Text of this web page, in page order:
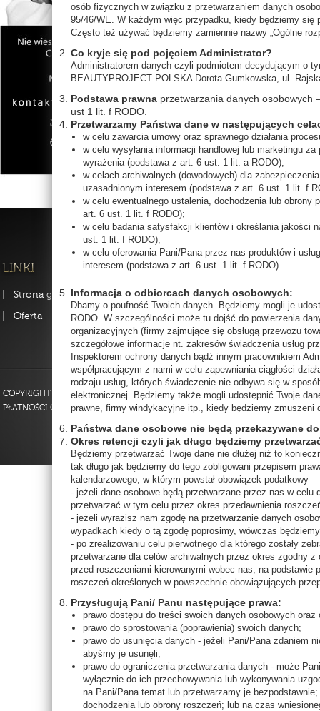
osób fizycznych w związku z przetwarzaniem danych
95/46/WE. W każdym więc przypadku, kiedy będziemy się
Często też używać będziemy zamiennie nazwy „Ogólne
Co kryje się pod pojęciem Administrator?
Administratorem danych czyli podmiotem decydującym o
BEAUTYPROJECT POLSKA Dorota Gumkowska, ul.
Podstawa prawna przetwarzania danych osobowych
ust 1 lit. f RODO.
Przetwarzamy Państwa dane w następujących
w celu zawarcia umowy oraz sprawnego działania
w celu wysyłania informacji handlowej lub marketingu
wyrażenia (podstawa z art. 6 ust. 1 lit. a RODO);
w celach archiwalnych (dowodowych) dla
uzasadnionym interesem (podstawa z art. 6 ust. 1 lit. f
w celu ewentualnego ustalenia, dochodzenia lub
art. 6 ust. 1 lit. f RODO);
w celu badania satysfakcji klientów i określania jakości
ust. 1 lit. f RODO);
w celu oferowania Pani/Pana przez nas produktów i
interesem (podstawa z art. 6 ust. 1 lit. f RODO)
Informacja o odbiorcach danych osobowych:
Dbamy o poufność Twoich danych. Będziemy mogli je
RODO. W szczególności może tu dojść do powierzenia
organizacyjnych (firmy zajmujące się obsługą przewozu
szczegółowe informacje nt. zakresów świadczenia usług
Inspektorem ochrony danych bądź innym pracownikiem
współpracującym z nami w celu zapewniania ciągłości
rodzaju usług, których świadczenie nie odbywa się w
elektronicznej. Będziemy także mogli udostępnić Twoje
prawne, firmy windykacyjne itp., kiedy będziemy zmuszeni
Państwa dane osobowe nie będą przekazywane
Okres retencji czyli jak długo będziemy
Będziemy przetwarzać Twoje dane nie dłużej niż to
tak długo jak będziemy do tego zobligowani przepisem
kalendarzowego, w którym powstał obowiązek podatkowy
- jeżeli dane osobowe będą przetwarzane przez nas w
przetwarzać w tym celu przez okres przedawnienia
- jeżeli wyrazisz nam zgodę na przetwarzanie danych
wypadkach kiedy o tą zgodę poprosimy, wówczas
- po zrealizowaniu celu pierwotnego dla którego zostały
przetwarzane dla celów archiwalnych przez okres zgodny
przed roszczeniami kierowanymi wobec nas, na podstawie
roszczeń określonych w powszechnie obowiązujących
Przysługują Pani/ Panu następujące prawa:
prawo dostępu do treści swoich danych osobowych
prawo do sprostowania (poprawienia) swoich danych;
prawo do usunięcia danych - jeżeli Pani/Pana zdaniem
abyśmy je usunęli;
prawo do ograniczenia przetwarzania danych - może
wyłącznie do ich przechowywania lub wykonywania
na Pani/Pana temat lub przetwarzamy je
dochodzenia lub obrony roszczeń; lub na czas
Strona główna
Oferta
FAQ
Kontakt
Regulamin
Strona
Szkolenia
COPYRIGHT 2013 BY BEAUTYPROJECT POLSKA - WSZELKIE PRAWA
PŁATNOŚCI ON-LINE OBSŁUGUJE PAYU.PL